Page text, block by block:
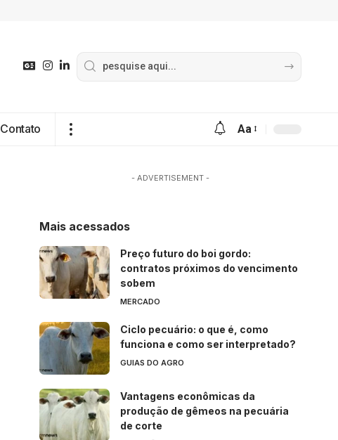
Contato Aa
- ADVERTISEMENT -
Mais acessados
Preço futuro do boi gordo:
contratos próximos do vencimento
sobem
MERCADO
Ciclo pecuário: o que é, como
funciona e como ser interpretado?
GUIAS DO AGRO
Vantagens econômicas da
produção de gêmeos na pecuária
de corte